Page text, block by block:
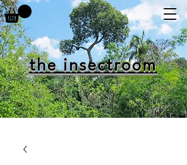
the insectroom